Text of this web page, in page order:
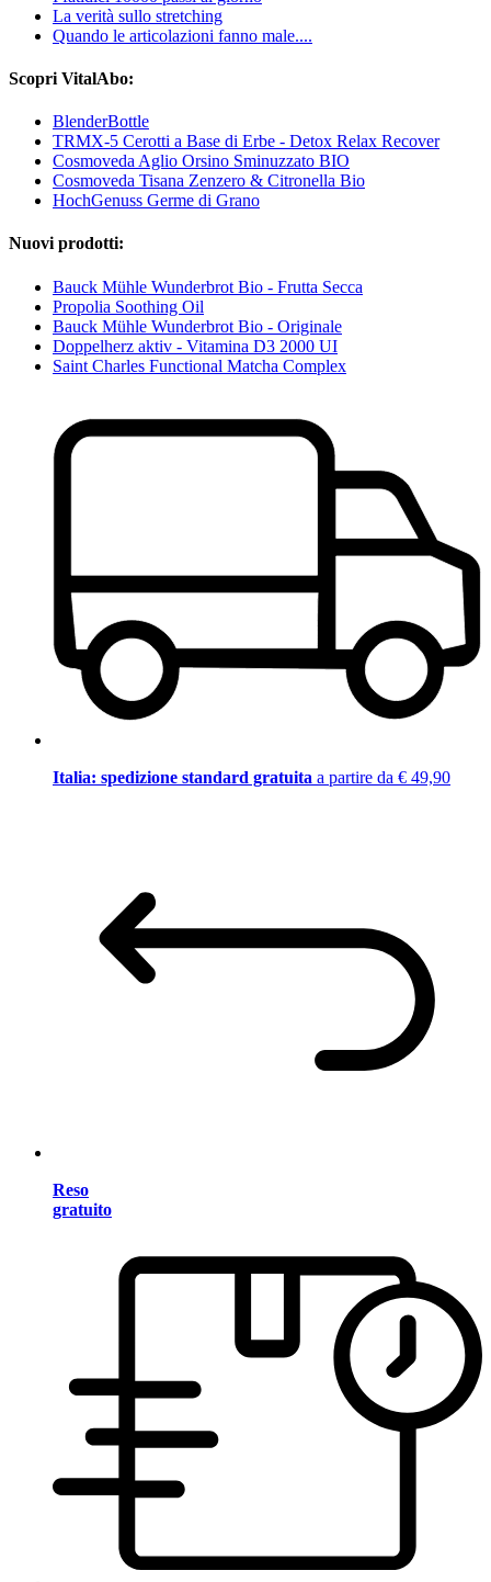
La verità sullo stretching
Quando le articolazioni fanno male....
Scopri VitalAbo:
BlenderBottle
TRMX-5 Cerotti a Base di Erbe - Detox Relax Recover
Cosmoveda Aglio Orsino Sminuzzato BIO
Cosmoveda Tisana Zenzero & Citronella Bio
HochGenuss Germe di Grano
Nuovi prodotti:
Bauck Mühle Wunderbrot Bio - Frutta Secca
Propolia Soothing Oil
Bauck Mühle Wunderbrot Bio - Originale
Doppelherz aktiv - Vitamina D3 2000 UI
Saint Charles Functional Matcha Complex
Italia: spedizione standard gratuita a partire da € 49,90
Reso
gratuito